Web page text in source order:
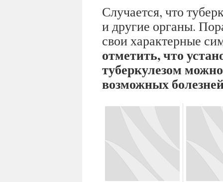
Случается, что
и другие органы.
свои характерные
отметить, что
туберкулезом
возможных